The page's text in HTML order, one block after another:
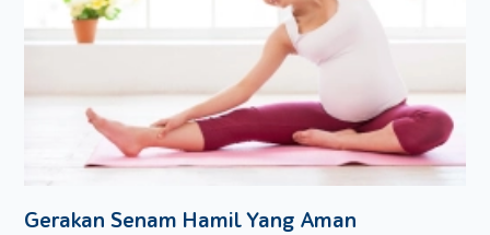
Gerakan Senam Hamil Yang Aman